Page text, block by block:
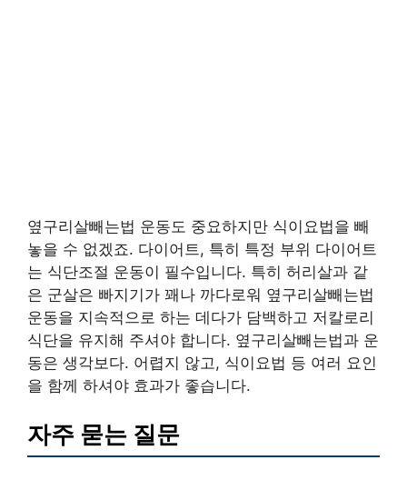
옆구리살빼는법 운동도 중요하지만 식이요법을 빼
놓을 수 없겠죠. 다이어트, 특히 특정 부위 다이어트
는 식단조절 운동이 필수입니다. 특히 허리살과 같
은 군살은 빠지기가 꽤나 까다로워 옆구리살빼는법
운동을 지속적으로 하는 데다가 담백하고 저칼로리
식단을 유지해 주셔야 합니다. 옆구리살빼는법과 운
동은 생각보다. 어렵지 않고, 식이요법 등 여러 요인
을 함께 하셔야 효과가 좋습니다.
자주 묻는 질문